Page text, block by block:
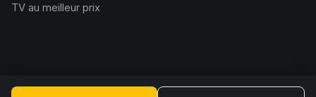
TV au meilleur prix
2.228.1